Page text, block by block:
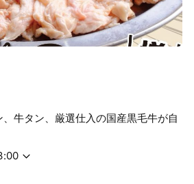
ております🔥
牛タン、厳選仕入の国産黒毛牛が自